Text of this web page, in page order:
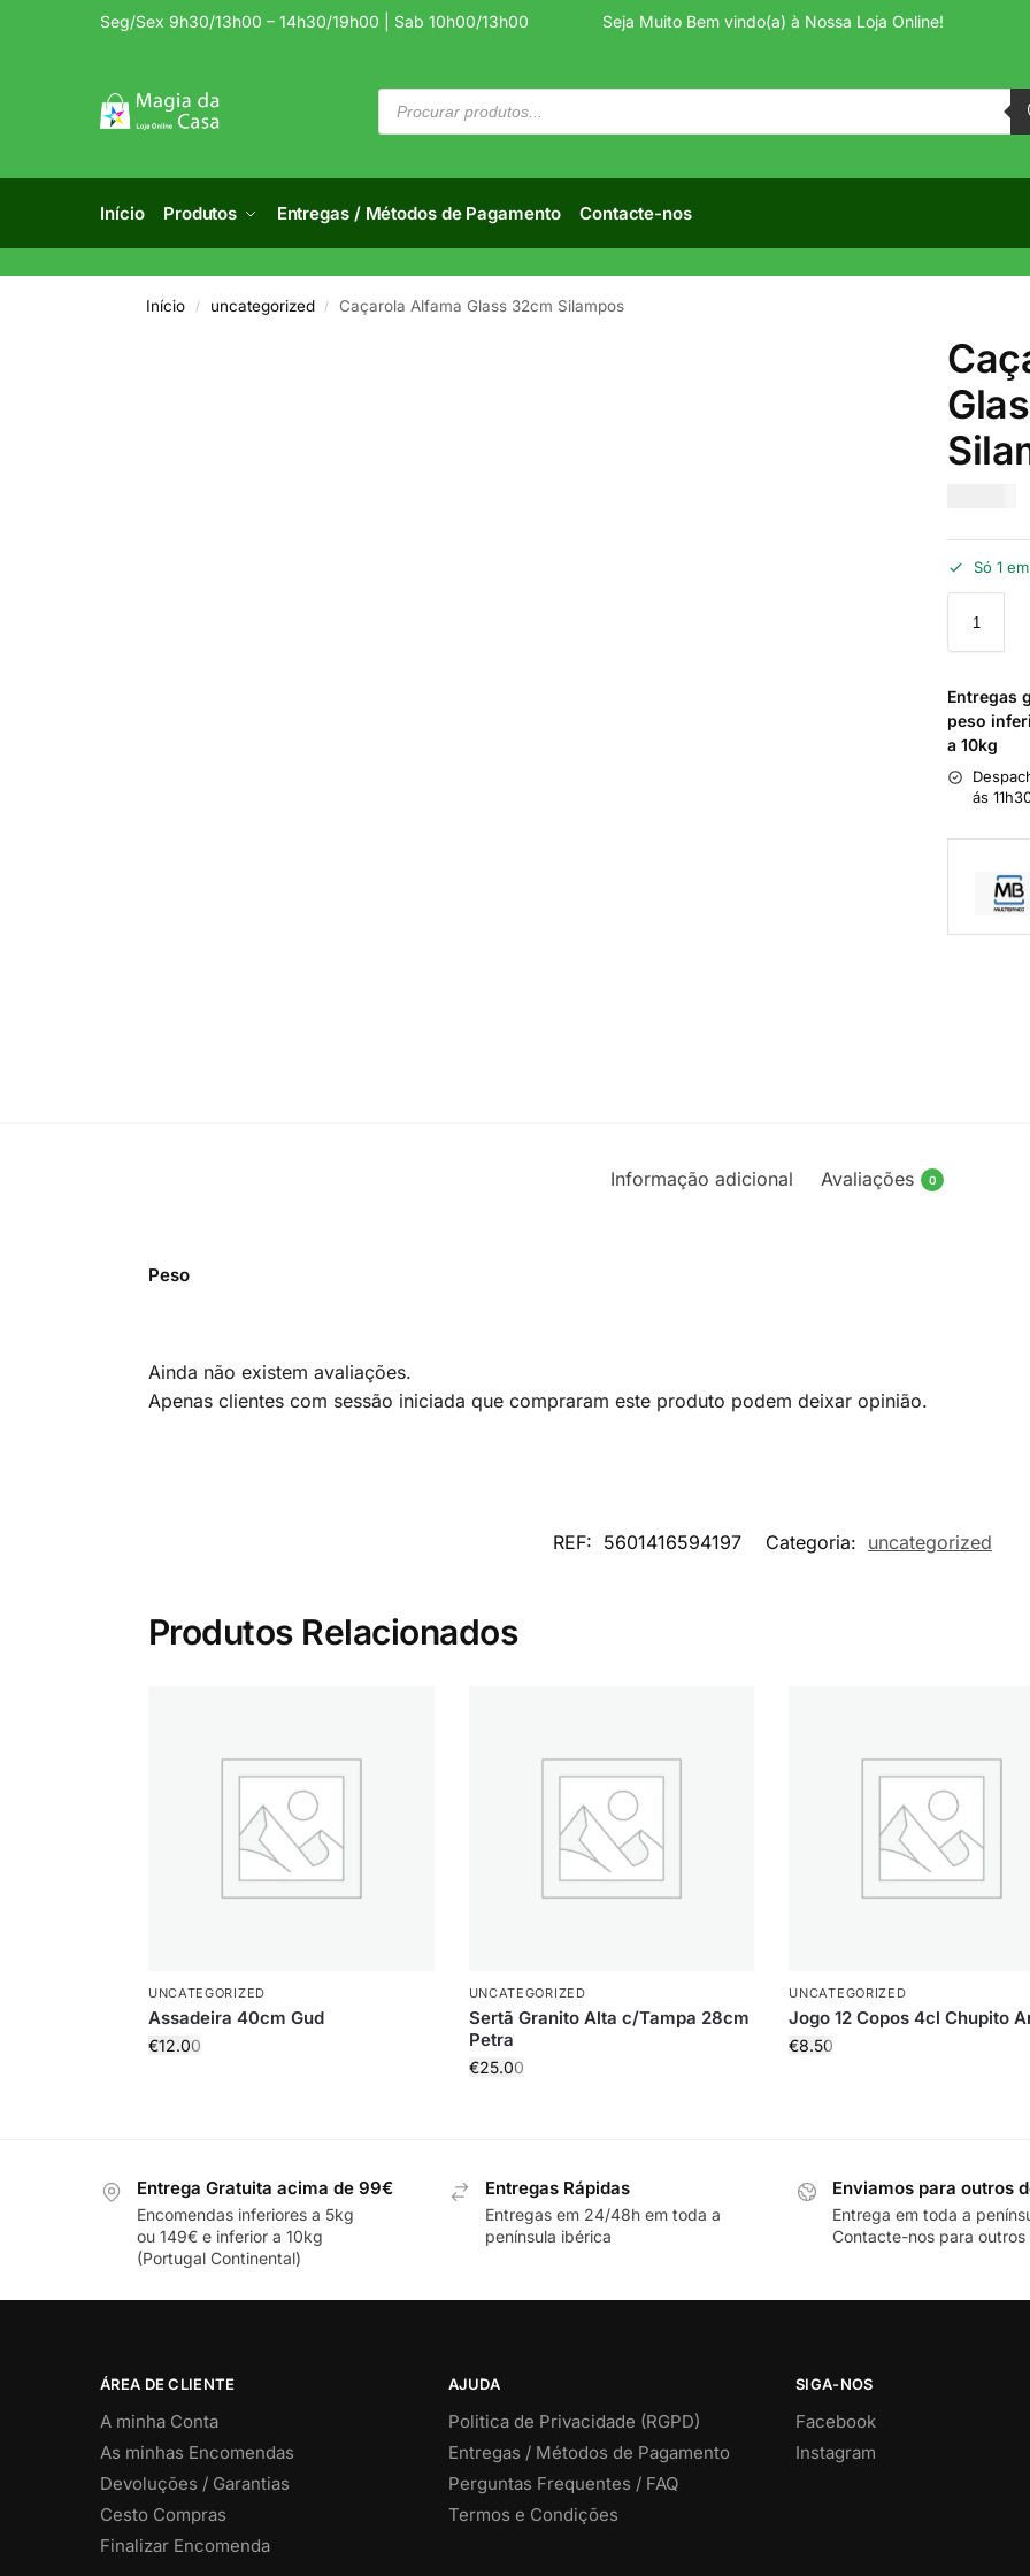
Seg/Sex 9h30/13h00 – 14h30/19h00 | Sab 10h00/13h00 Seja Muito Bem vindo(a) à Nossa Loja Online!
Início Produtos Entregas / Métodos de Pagamento Contacte-nos
Início / uncategorized / Caçarola Alfama Glass 32cm Silampos
Só 1
Entregas
peso
a 10kg
ás
Informação adicional Avaliações 0
Peso
Ainda não existem avaliações.
Apenas clientes com sessão iniciada que compraram este produto podem deixar opinião.
REF: 5601416594197 Categoria: uncategorized
Produtos Relacionados
UNCATEGORIZED
Assadeira 40cm Gud
€12.00
UNCATEGORIZED
Sertã Granito Alta c/Tampa 28cm
Petra
€25.00
UNCATEGORIZED
Jogo 12 Copos 4cl Chupito
€8.50
Entrega Gratuita acima de 99€
Encomendas inferiores a 5kg
ou 149€ e inferior a 10kg
(Portugal Continental)
Entregas Rápidas
Entregas em 24/48h em toda a
península ibérica
Enviamos para outros
Entrega em toda a
Contacte-nos para outros
ÁREA DE CLIENTE
A minha Conta
As minhas Encomendas
Devoluções / Garantias
Cesto Compras
Finalizar Encomenda
AJUDA
Politica de Privacidade (RGPD)
Entregas / Métodos de Pagamento
Perguntas Frequentes / FAQ
Termos e Condições
SIGA-NOS
Facebook
Instagram